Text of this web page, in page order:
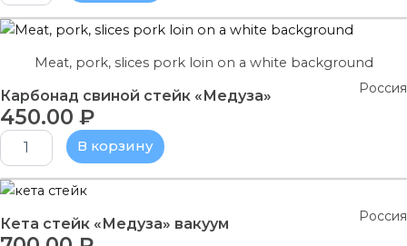
"Мираторг"
Meat, pork, slices pork loin on a white background
Россия
Карбонад свиной стейк «Медуза»
450.00 ₽
Количество
Карбонад
стейк
"Медуза"
В корзину
Россия
Кета стейк «Медуза» вакуум
Количество
Кета
стейк